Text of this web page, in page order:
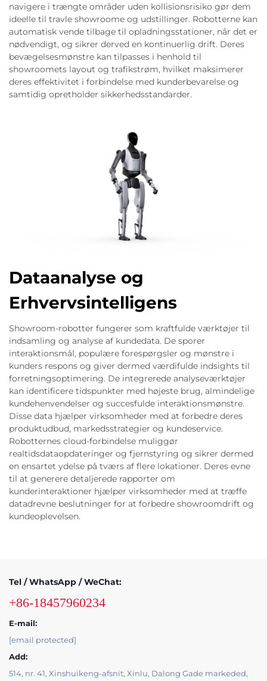
navigere i trængte områder uden kollisionsrisiko gør dem
ideelle til travle showroome og udstillinger. Robotterne kan
automatisk vende tilbage til opladningsstationer, når det er
nødvendigt, og sikrer derved en kontinuerlig drift. Deres
bevægelsesmønstre kan tilpasses i henhold til
showroomets layout og trafikstrøm, hvilket maksimerer
deres effektivitet i forbindelse med kunderbevarelse og
samtidig opretholder sikkerhedsstandarder.
Dataanalyse og
Erhvervsintelligens
Showroom-robotter fungerer som kraftfulde værktøjer til
indsamling og analyse af kundedata. De sporer
interaktionsmål, populære forespørgsler og mønstre i
kunders respons og giver dermed værdifulde indsights til
forretningsoptimering. De integrerede analyseværktøjer
kan identificere tidspunkter med højeste brug, almindelige
kundehenvendelser og succesfulde interaktionsmønstre.
Disse data hjælper virksomheder med at forbedre deres
produktudbud, markedsstrategier og kundeservice.
Robotternes cloud-forbindelse muliggør
realtidsdataopdateringer og fjernstyring og sikrer dermed
en ensartet ydelse på tværs af flere lokationer. Deres evne
til at generere detaljerede rapporter om
kunderinteraktioner hjælper virksomheder med at træffe
datadrevne beslutninger for at forbedre showroomdrift og
kundeoplevelsen.
Tel / WhatsApp / WeChat:
+86-18457960234
E-mail:
[email protected]
Add:
514, nr. 41, Xinshuikeng-afsnit, Xinlu, Dalong Gade markeded,